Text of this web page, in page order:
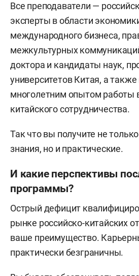
Все преподаватели —
эксперты в области
международного бизнеса,
межкультурных
доктора и кандидаты наук,
университетов Китая, а также
многолетним опытом работы
китайского сотрудничества.
Так что вы получите не
знания, но и практические.
И какие перспективы
программы?
Острый дефицит
рынке российско-китайских
ваше преимущество.
практически безграничны.